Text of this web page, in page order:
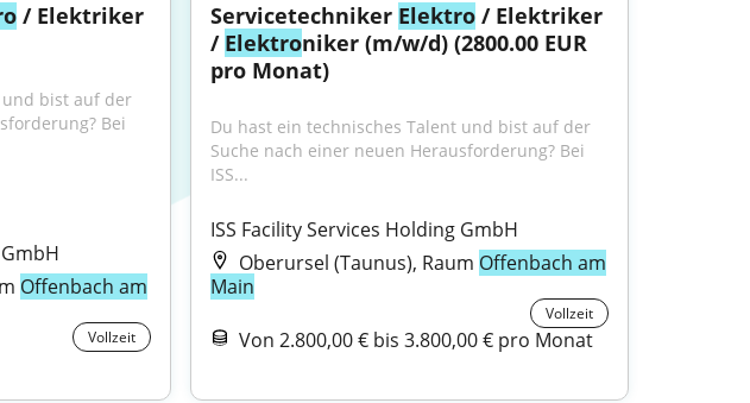
/ Elektriker
und bist auf der
Bei
Offenbach am
Vollzeit
Servicetechniker Elektro / Elektriker
/ Elektroniker (m/w/d) (2800.00 EUR
pro Monat)
Du hast ein technisches Talent und bist auf der
Suche nach einer neuen Herausforderung? Bei
ISS...
ISS Facility Services Holding GmbH
Oberursel (Taunus), Raum Offenbach am
Main
Vollzeit
Von 2.800,00 € bis 3.800,00 € pro Monat